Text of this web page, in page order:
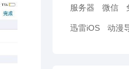
服务器 微信
迅雷iOS 动漫